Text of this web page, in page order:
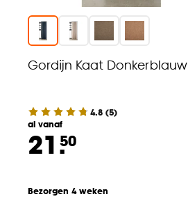
Gordijn Kaat Donkerblauw
4.8 (5)
al vanaf
21.50
Bezorgen 4 weken